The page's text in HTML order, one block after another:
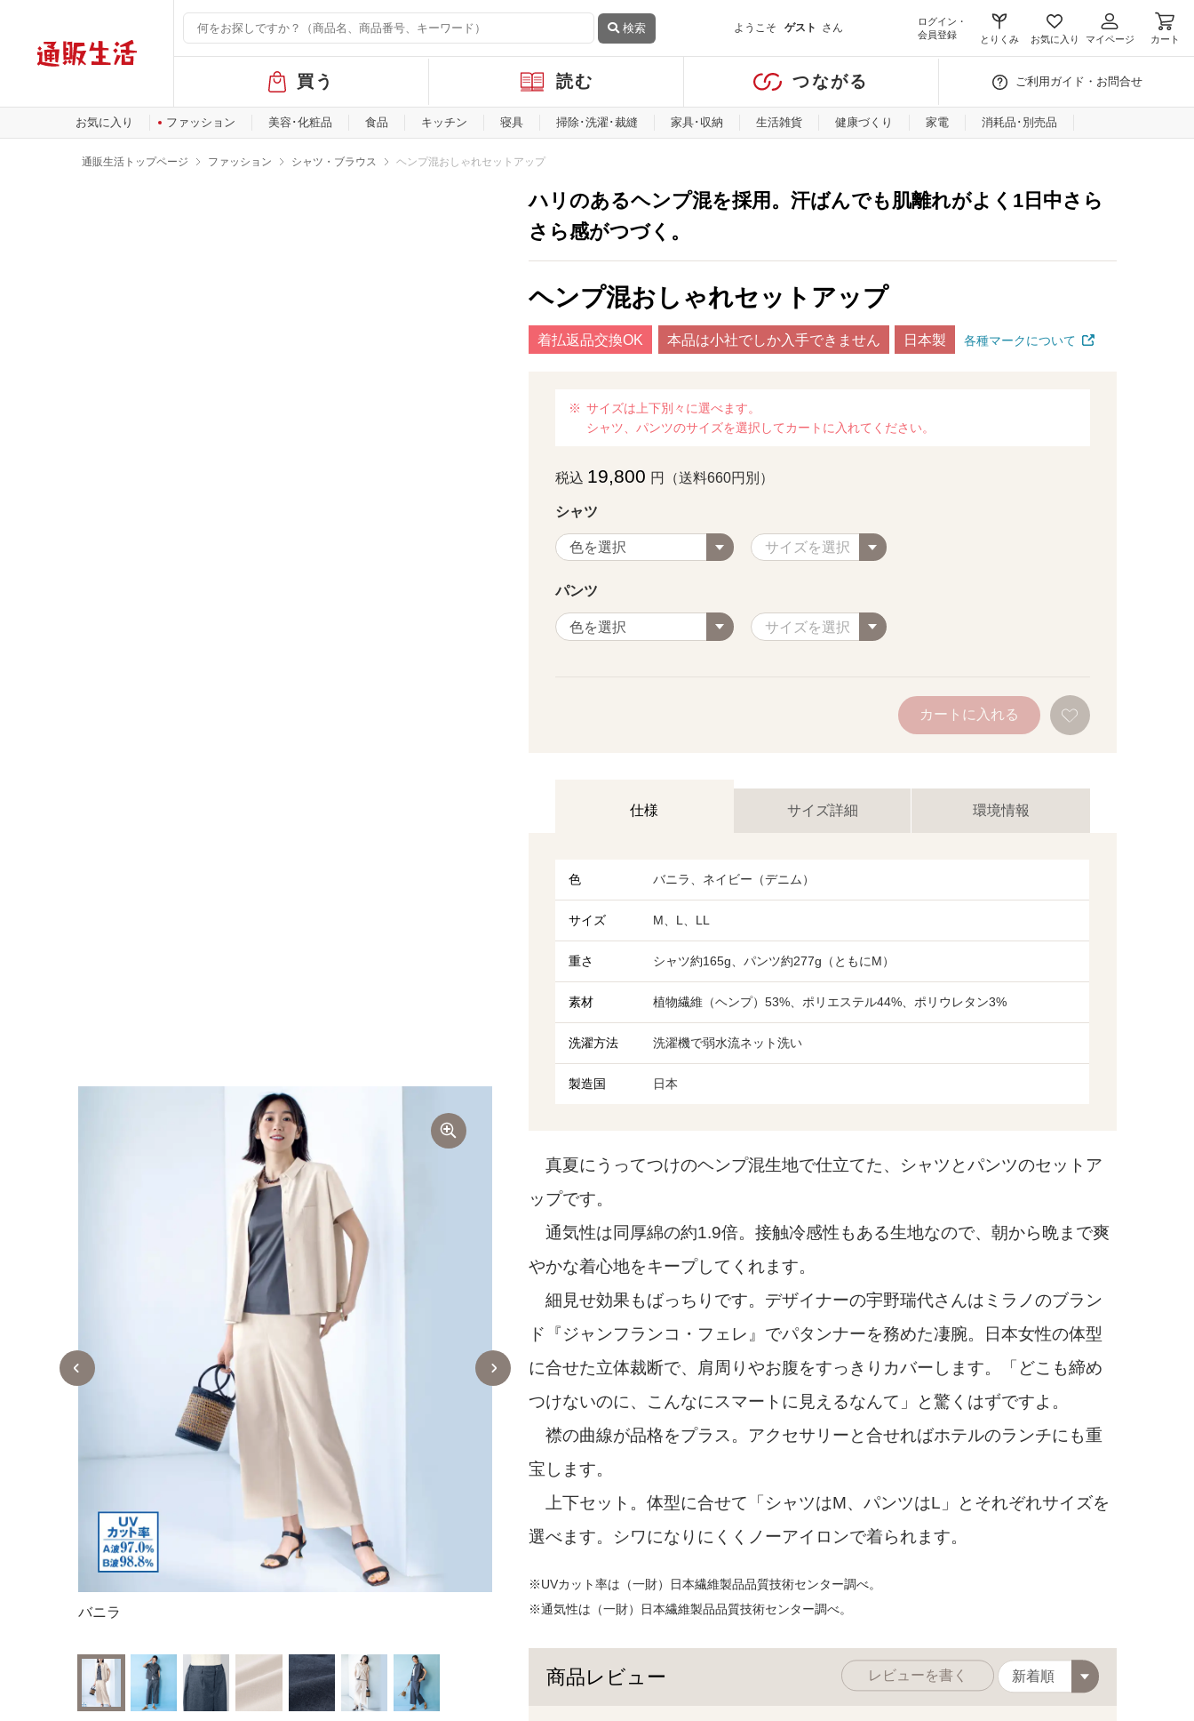
検索 ようこそ ゲスト さん
ログイン・
会員登録
とりくみ お気に入り マイページ カート
バ
ル
メ
買う 読む つながる ご利用ガイド・お問合せ
お気に入り ファッション 美容･化粧品 食品 キッチン 寝具 掃除･洗濯･裁縫 家具･収納 生活雑貨 健康づくり 家電 消耗品･別売品
通販生活トップページ ファッション シャツ・ブラウス ヘンプ混おしゃれセットアップ
ハリのあるヘンプ混を採用。汗ばんでも肌離れがよく1日中さら
さら感がつづく。
バニラ ネイビー（デニム）
ヘンプ混おしゃれセットアップ
着払返品交換OK 本品は小社でしか入手できません 日本製 各種マークについて
サイズは上下別々に選べます。
シャツ、パンツのサイズを選択してカートに入れてください。
税込 19,800 円（送料660円別）
カートに入れる
仕様 サイズ詳細 環境情報
色 バニラ、ネイビー（デニム）
サイズ M、L、LL
重さ シャツ約165g、パンツ約277g（ともにM）
素材 植物繊維（ヘンプ）53%、ポリエステル44%、ポリウレタン3%
洗濯方法 洗濯機で弱水流ネット洗い
製造国 日本
真夏にうってつけのヘンプ混生地で仕立てた、シャツとパンツのセットア
ップです。
通気性は同厚綿の約1.9倍。接触冷感性もある生地なので、朝から晩まで爽
やかな着心地をキープしてくれます。
細見せ効果もばっちりです。デザイナーの宇野瑞代さんはミラノのブラン
ド『ジャンフランコ・フェレ』でパタンナーを務めた凄腕。日本女性の体型
に合せた立体裁断で、肩周りやお腹をすっきりカバーします。「どこも締め
つけないのに、こんなにスマートに見えるなんて」と驚くはずですよ。
襟の曲線が品格をプラス。アクセサリーと合せればホテルのランチにも重
宝します。
上下セット。体型に合せて「シャツはM、パンツはL」とそれぞれサイズを
選べます。シワになりにくくノーアイロンで着られます。
※UVカット率は（一財）日本繊維製品品質技術センター調べ。
※通気性は（一財）日本繊維製品品質技術センター調べ。
商品レビュー レビューを書く